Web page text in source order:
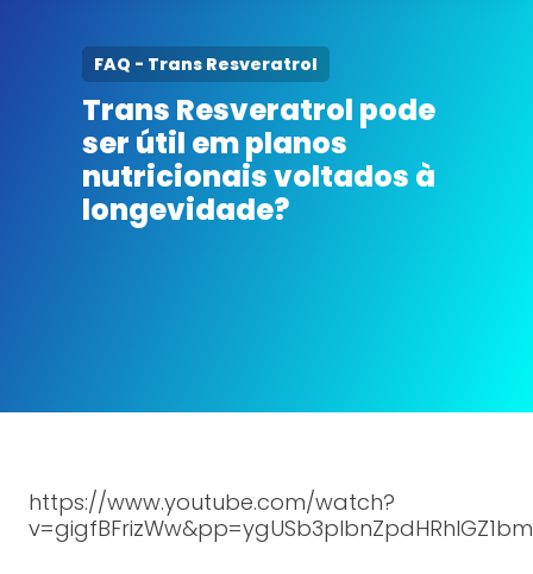
FAQ - Trans Resveratrol
Trans Resveratrol pode
ser útil em planos
nutricionais voltados à
longevidade?
https://www.youtube.com/watch?